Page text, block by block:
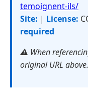
temoignent-ils/
Site: | License:
required
⚠️ When
original URL above.